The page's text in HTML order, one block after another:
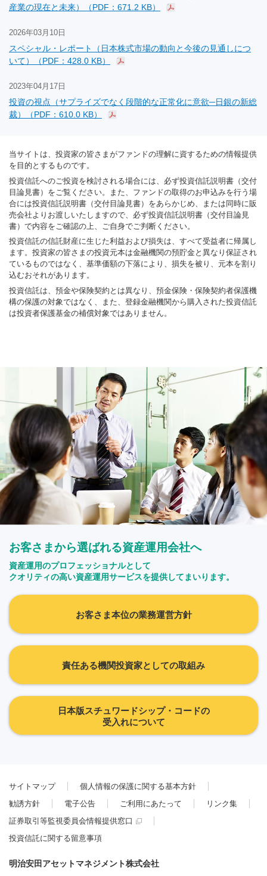
産業の現在と未来）（PDF：671.2 KB）
2026年03月10日
スペシャル・レポート（日本株式市場の動向と今後の見通しにつ
いて）（PDF：428.0 KB）
2023年04月17日
投資の視点（サプライズでなく段階的な正常化に意欲─日銀の新総
裁）（PDF：610.0 KB）
当サイトは、投資家の皆さまがファンドの理解に資するための情報提供
を目的とするものです。
投資信託へのご投資を検討される場合には、必ず投資信託説明書（交付
目論見書）をご覧ください。また、ファンドの取得のお申込みを行う場
合には投資信託説明書（交付目論見書）をあらかじめ、または同時に販
売会社よりお渡しいたしますので、必ず投資信託説明書（交付目論見
書）で内容をご確認の上、ご自身でご判断ください。
投資信託の信託財産に生じた利益および損失は、すべて受益者に帰属し
ます。投資家の皆さまの投資元本は金融機関の預貯金と異なり保証され
ているものではなく、基準価額の下落により、損失を被り、元本を割り
込むおそれがあります。
投資信託は、預金や保険契約とは異なり、預金保険・保険契約者保護機
構の保護の対象ではなく、また、登録金融機関から購入された投資信託
は投資者保護基金の補償対象ではありません。
お客さまから選ばれる資産運用会社へ
資産運用のプロフェッショナルとして
クオリティの高い資産運用サービスを提供してまいります。
お客さま本位の業務運営方針
責任ある機関投資家としての取組み
日本版スチュワードシップ・コードの
受入れについて
サイトマップ
個人情報の保護に関する基本方針
勧誘方針
電子公告 ご利用にあたって
リンク集
証券取引等監視委員会情報提供窓口
投資信託に関する留意事項
明治安田アセットマネジメント株式会社